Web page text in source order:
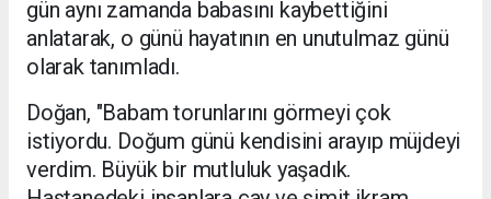
gün aynı zamanda babasını kaybettiğini
anlatarak, o günü hayatının en unutulmaz günü
olarak tanımladı.
Doğan, "Babam torunlarını görmeyi çok
istiyordu. Doğum günü kendisini arayıp müjdeyi
verdim. Büyük bir mutluluk yaşadık.